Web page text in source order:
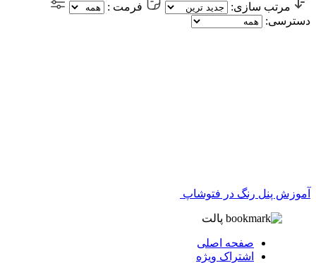
مرتب سازی:
فرمت :
دسترسی:
آموزش پنل رنگ در فتوشاپ
پالت
صفحه اصلی
اشتراک ویژه